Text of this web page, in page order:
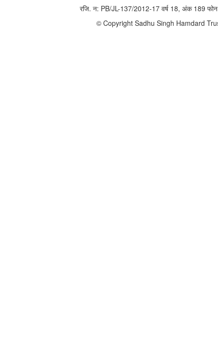
रजि. न: PB/JL-137/2012-17 वर्ष 18, अंक 189
© Copyright Sadhu Singh Hamdard